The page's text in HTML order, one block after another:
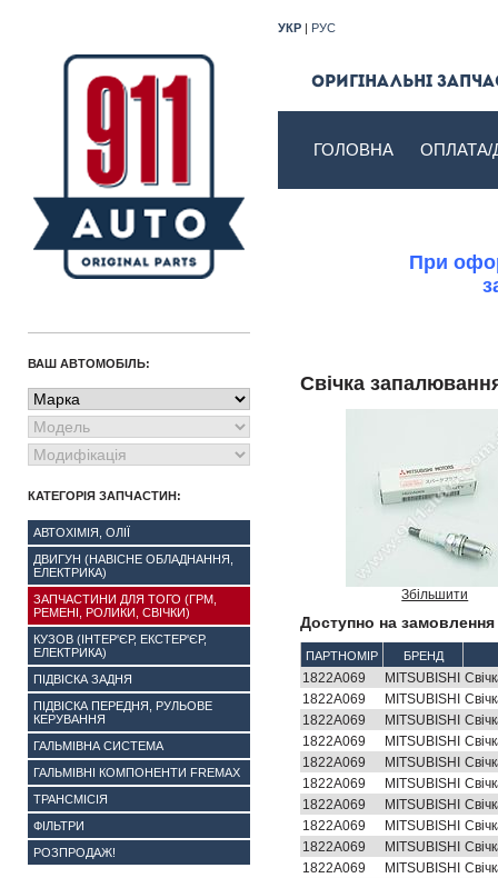
УКР | РУС
Оригінальні
ГОЛОВНА ОПЛАТА/
При
Свічка
Збільшити
Доступно на
ПАРТНОМІР БРЕНД
1822A069 MITSUBISHI
1822A069
MITSUBISHI
1822A069
MITSUBISHI
1822A069
MITSUBISHI
1822A069
MITSUBISHI
1822A069
MITSUBISHI
1822A069
MITSUBISHI
1822A069
MITSUBISHI
1822A069
MITSUBISHI
1822A069
MITSUBISHI
ВАШ АВТОМОБІЛЬ:
КАТЕГОРІЯ ЗАПЧАСТИН:
АВТОХІМІЯ, ОЛІЇ
ДВИГУН (НАВІСНЕ ОБЛАДНАННЯ,
ЕЛЕКТРИКА)
ЗАПЧАСТИНИ ДЛЯ ТОГО (ГРМ,
РЕМЕНІ, РОЛИКИ, СВІЧКИ)
КУЗОВ (ІНТЕР'ЄР, ЕКСТЕР'ЄР,
ЕЛЕКТРИКА)
ПІДВІСКА ЗАДНЯ
ПІДВІСКА ПЕРЕДНЯ, РУЛЬОВЕ
КЕРУВАННЯ
ГАЛЬМІВНА СИСТЕМА
ГАЛЬМІВНІ КОМПОНЕНТИ FREMAX
ТРАНСМІСІЯ
ФІЛЬТРИ
РОЗПРОДАЖ!